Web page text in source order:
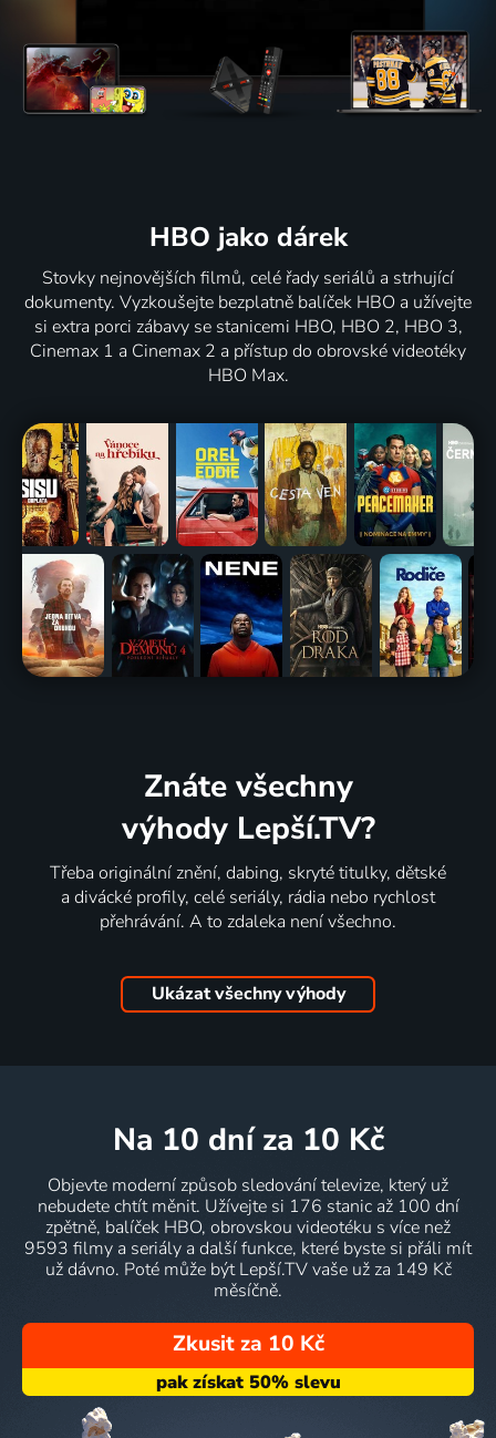
HBO jako dárek
Stovky nejnovějších filmů, celé řady seriálů a strhující
dokumenty. Vyzkoušejte bezplatně balíček HBO a užívejte
si extra porci zábavy se stanicemi HBO, HBO 2, HBO 3,
Cinemax 1 a Cinemax 2 a přístup do obrovské videotéky
HBO Max.
Znáte všechny
výhody Lepší.TV?
Třeba originální znění, dabing, skryté titulky, dětské
a divácké profily, celé seriály, rádia nebo rychlost
přehrávání. A to zdaleka není všechno.
Ukázat všechny výhody
na 10 dní za 10 Kč
Objevte moderní způsob sledování televize, který už
nebudete chtít měnit. Užívejte si 176 stanic až 100 dní
zpětně, balíček HBO, obrovskou videotéku s více než
9593 filmy a seriály a další funkce, které byste si přáli mít
už dávno. Poté může být Lepší.TV vaše už za 149 Kč
měsíčně.
Zkusit za 10 Kč